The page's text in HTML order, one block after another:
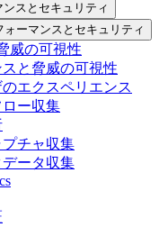
スとセキュリティ
ーマンスとセキュリティ
威の可視性
と脅威の可視性
エクスペリエンス
ー収集
チャ収集
ータ収集